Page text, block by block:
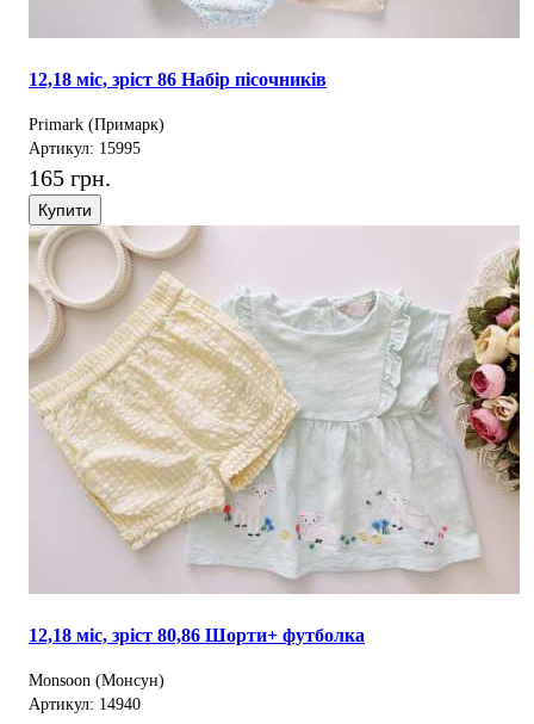
12,18 міс, зріст 86 Набір пісочників
Primark (Примарк)
Артикул: 15995
165 грн.
Купити
12,18 міс, зріст 80,86 Шорти+ футболка
Monsoon (Монсун)
Артикул: 14940